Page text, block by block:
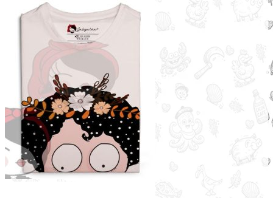
produto
variantes.
opcións
pódense
elixir
na
páxina
produto